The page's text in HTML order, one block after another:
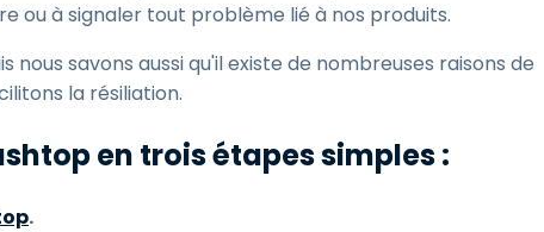
ou à signaler tout problème lié à nos produits.
savons aussi qu'il existe de nombreuses raisons de
la résiliation.
en trois étapes simples :
.